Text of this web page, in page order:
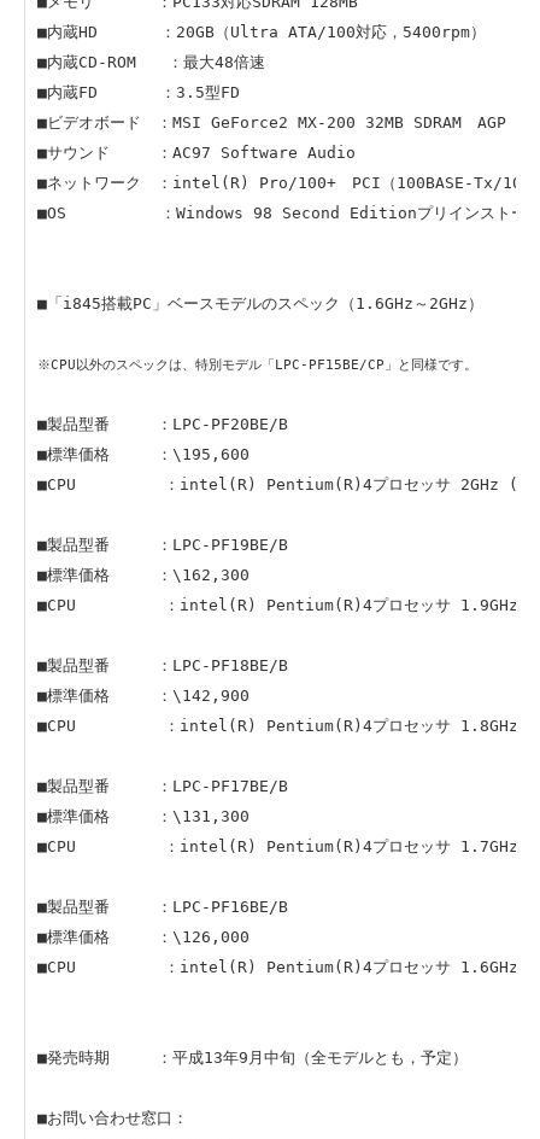
■内蔵HD ：20GB（Ultra ATA/100対応，5400rpm）
■内蔵CD-ROM ：最大48倍速
■内蔵FD ：3.5型FD
■ビデオボード ：MSI GeForce2 MX-200 32MB SDRAM AGP
■サウンド ：AC97 Software Audio
■ネットワーク ：intel(R) Pro/100+ PCI（100BASE-Tx/
■OS ：Windows 98 Second Editionプリインストー
■「i845搭載PC」ベースモデルのスペック（1.6GHz～2GHz）
※CPU以外のスペックは、特別モデル「LPC-PF15BE/CP」と同様です。
■製品型番 ：LPC-PF20BE/B
■標準価格 ：\195,600
■CPU ：intel(R) Pentium(R)4プロセッサ 2GHz (FSB
■製品型番 ：LPC-PF19BE/B
■標準価格 ：\162,300
■CPU ：intel(R) Pentium(R)4プロセッサ 1.9GHz
■製品型番 ：LPC-PF18BE/B
■標準価格 ：\142,900
■CPU ：intel(R) Pentium(R)4プロセッサ 1.8GHz
■製品型番 ：LPC-PF17BE/B
■標準価格 ：\131,300
■CPU ：intel(R) Pentium(R)4プロセッサ 1.7GHz
■製品型番 ：LPC-PF16BE/B
■標準価格 ：\126,000
■CPU ：intel(R) Pentium(R)4プロセッサ 1.6GHz
■発売時期 ：平成13年9月中旬（全モデルとも，予定）
■お問い合わせ窓口：